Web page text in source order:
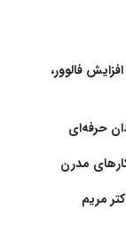
فالوور،
حرفه‌ای
مدرن
مریم